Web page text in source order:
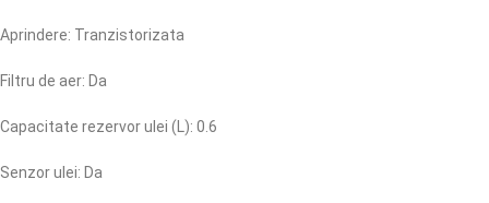
Aprindere: Tranzistorizata
Filtru de aer: Da
Capacitate rezervor ulei (L): 0.6
Senzor ulei: Da